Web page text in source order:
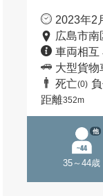
2023年2
広島市
車両相互
大型貨物
死亡(0)
距離352m
35～44歳
他